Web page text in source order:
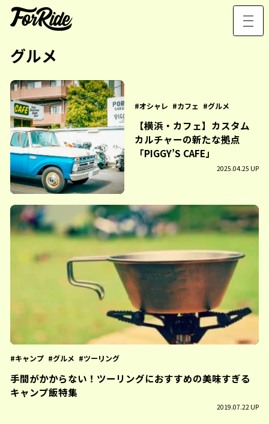
グルメ
オシャレ カフェ グルメ
【横浜・カフェ】カスタム
カルチャーの新たな拠点
「PIGGY’S CAFE」
2025.04.25 UP
キャンプ グルメ ツーリング
手間がかからない！ツーリングにおすすめの美味すぎる
キャンプ飯特集
2019.07.22 UP